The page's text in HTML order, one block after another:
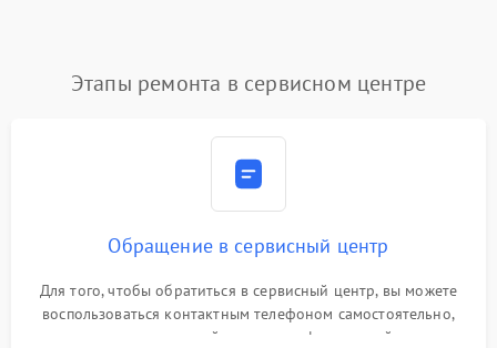
Этапы ремонта в сервисном центре
Обращение в сервисный центр
Для того, чтобы обратиться в сервисный центр, вы можете
воспользоваться контактным телефоном самостоятельно,
или оставить свой номер телефона на сайте